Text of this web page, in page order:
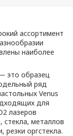
ассортимент
наиболее
это образец
ряд
Venus
для
лазеров
стекла, металлов
оргстекла.